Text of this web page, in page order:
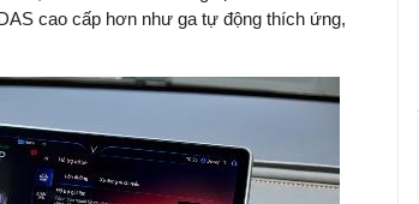
cao cấp hơn như ga tự động thích ứng,